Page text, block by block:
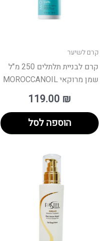
קרם לשיער
קרם לבניית תלתלים 250 מ"ל
שמן מרוקאי MOROCCANOIL
119.00 ₪
הוספה לסל